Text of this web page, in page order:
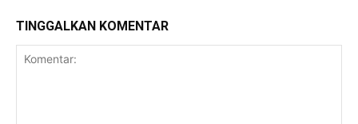
TINGGALKAN KOMENTAR